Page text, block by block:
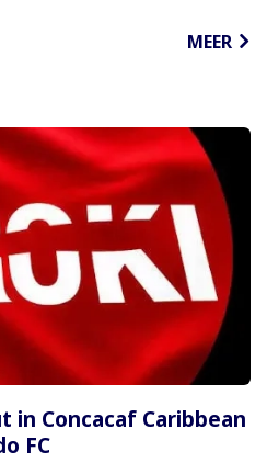
MEER
in Concacaf Caribbean
FC